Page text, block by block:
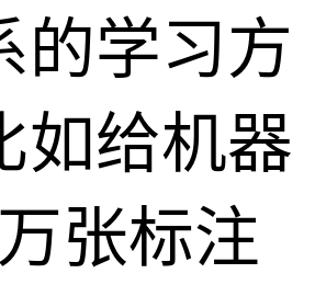
的学习方
如给机器
张标注